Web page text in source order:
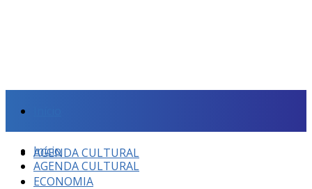
AGENDA CULTURAL
Início
AGENDA CULTURAL
ECONOMIA